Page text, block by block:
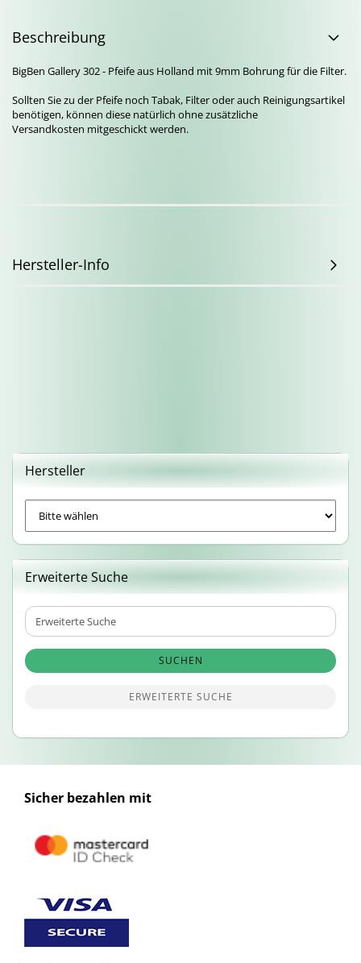
Beschreibung
BigBen Gallery 302 - Pfeife aus Holland mit 9mm Bohrung für die Filter.
Sollten Sie zu der Pfeife noch Tabak, Filter oder auch Reinigungsartikel
benötigen, können diese natürlich ohne zusätzliche
Versandkosten mitgeschickt werden.
Hersteller-Info
Hersteller
Erweiterte Suche
Erweiterte
Suche
SUCHEN
ERWEITERTE SUCHE
Sicher bezahlen mit